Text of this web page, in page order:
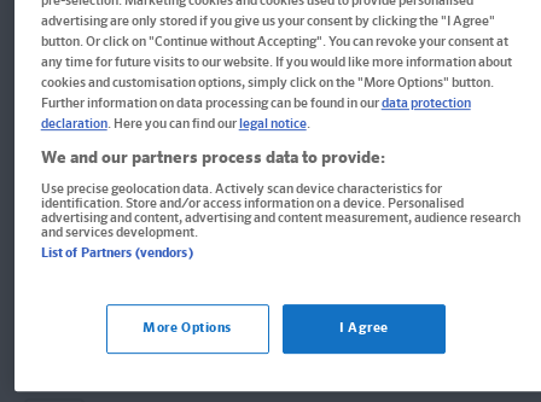
Moralisten von Erich Kästner
Textanalyse und Interpretation
Format: 13,0 x 18,0 cm, 132 Seiten
Informationen für Lehrer:innen und Referendar:innen
12,90 CHF
Lieferung bei Online-Bestellwert ab € 9,95
advertising are only stored if you give us your consent by clicking the "I Agree"
button. Or click on "Continue without Accepting". You can revoke your consent at
any time for future visits to our website. If you would like more information about
cookies and customisation options, simply click on the "More Options" button.
Further information on data processing can be found in ourdata protection
declaration. Here you can find our legal notice.
We and our partners process data to provide:
Use precise geolocation data. Actively scan device characteristics for
identification. Store and/or access information on a device. Personalised
advertising and content, advertising and content measurement, audience research
and services development.
List of Partners (vendors)
More Options I Agree